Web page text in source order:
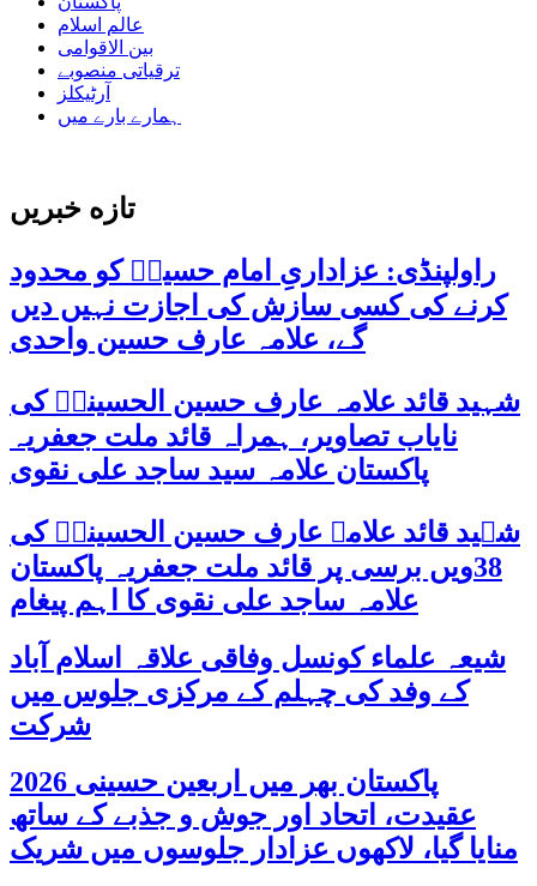
عالم اسلام
بین الاقوامی
ترقیاتی منصوبے
آرٹیکلز
ہمارے بارے میں
تازه خبریں
راولپنڈی: عزاداریِ امام حسینؑ کو محدود
کرنے کی کسی سازش کی اجازت نہیں دیں
گے، علامہ عارف حسین واحدی
شہید قائد علامہ عارف حسین الحسینیؒ کی
نایاب تصاویر، ہمراہ قائد ملت جعفریہ
پاکستان علامہ سید ساجد علی نقوی
شہید قائد علامہ عارف حسین الحسینیؒ کی
38ویں برسی پر قائد ملت جعفریہ پاکستان
علامہ ساجد علی نقوی کا اہم پیغام
شیعہ علماء کونسل وفاقی علاقہ اسلام آباد
کے وفد کی چہلم کے مرکزی جلوس میں
شرکت
پاکستان بھر میں اربعین حسینی 2026
عقیدت، اتحاد اور جوش و جذبے کے ساتھ
منایا گیا، لاکھوں عزادار جلوسوں میں شریک